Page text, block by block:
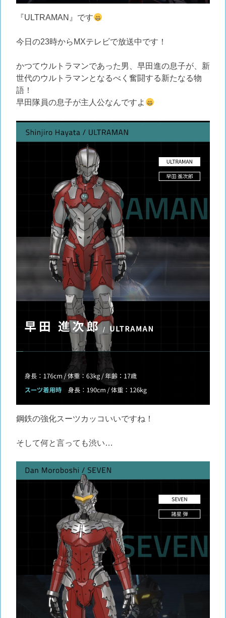
『ULTRAMAN』です
今日の23時からMXテレビで放送中です！
かつてウルトラマンであった男、早田進の息子が、新
世代のウルトラマンとなるべく奮闘する新たなる物
語！
早田隊員の息子が主人公なんですよ
鋼鉄の強化スーツカッコいいですね！
そして何と言っても渋い…